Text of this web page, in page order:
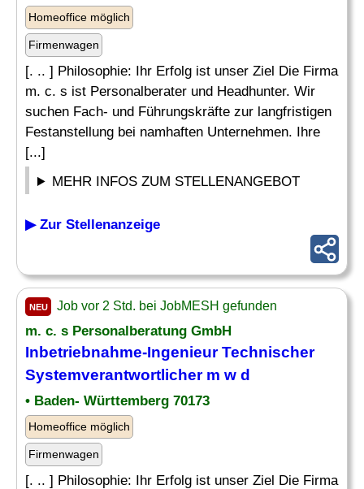
Homeoffice möglich
Firmenwagen
[. .. ] Philosophie: Ihr Erfolg ist unser Ziel Die Firma
m. c. s ist Personalberater und Headhunter. Wir
suchen Fach- und Führungskräfte zur langfristigen
Festanstellung bei namhaften Unternehmen. Ihre
[...]
MEHR INFOS ZUM STELLENANGEBOT
▶ Zur Stellenanzeige
NEU Job vor 2 Std. bei JobMESH gefunden
m. c. s Personalberatung GmbH
Inbetriebnahme-IngenieurTechnischer
Systemverantwortlicher m w d
• Baden- Württemberg 70173
Homeoffice möglich
Firmenwagen
[. .. ] Philosophie: Ihr Erfolg ist unser Ziel Die Firma